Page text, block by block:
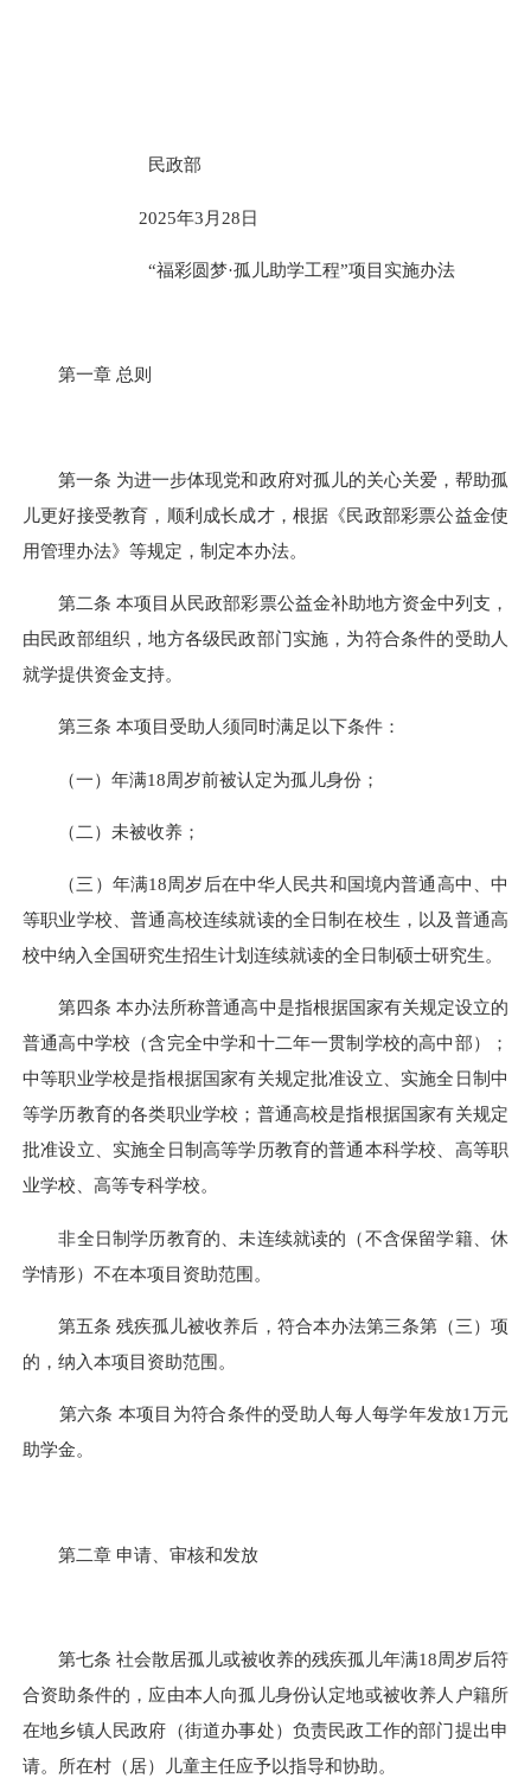
民政部
2025年3月28日
“福彩圆梦·孤儿助学工程”项目实施办法
第一章 总则
第一条 为进一步体现党和政府对孤儿的关心关爱，帮助孤
儿更好接受教育，顺利成长成才，根据《民政部彩票公益金使
用管理办法》等规定，制定本办法。
第二条 本项目从民政部彩票公益金补助地方资金中列支，
由民政部组织，地方各级民政部门实施，为符合条件的受助人
就学提供资金支持。
第三条 本项目受助人须同时满足以下条件：
（一）年满18周岁前被认定为孤儿身份；
（二）未被收养；
（三）年满18周岁后在中华人民共和国境内普通高中、中
等职业学校、普通高校连续就读的全日制在校生，以及普通高
校中纳入全国研究生招生计划连续就读的全日制硕士研究生。
第四条 本办法所称普通高中是指根据国家有关规定设立的
普通高中学校（含完全中学和十二年一贯制学校的高中部）；
中等职业学校是指根据国家有关规定批准设立、实施全日制中
等学历教育的各类职业学校；普通高校是指根据国家有关规定
批准设立、实施全日制高等学历教育的普通本科学校、高等职
业学校、高等专科学校。
非全日制学历教育的、未连续就读的（不含保留学籍、休
学情形）不在本项目资助范围。
第五条 残疾孤儿被收养后，符合本办法第三条第（三）项
的，纳入本项目资助范围。
第六条 本项目为符合条件的受助人每人每学年发放1万元
助学金。
第二章 申请、审核和发放
第七条 社会散居孤儿或被收养的残疾孤儿年满18周岁后符
合资助条件的，应由本人向孤儿身份认定地或被收养人户籍所
在地乡镇人民政府（街道办事处）负责民政工作的部门提出申
请。所在村（居）儿童主任应予以指导和协助。